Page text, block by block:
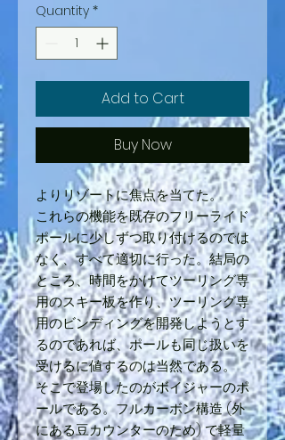
Quantity *
Add to Cart
Buy Now
よりリゾートに焦点を当てた。
これらの機能を既存のフリーライド
ポールに少しずつ取り付けるのでは
なく、すべて適切に行った。結局の
ところ、時間をかけてツーリング専
用のスキー板を作り、ツーリング専
用のビンディングを開発しようとす
るのであれば、ポールも同じ扱いを
受けるに値するのは当然である。
そこで登場したのがボイジャーのポ
ールである。フルカーボン構造 (外
にある豆カウンターのため) で軽量